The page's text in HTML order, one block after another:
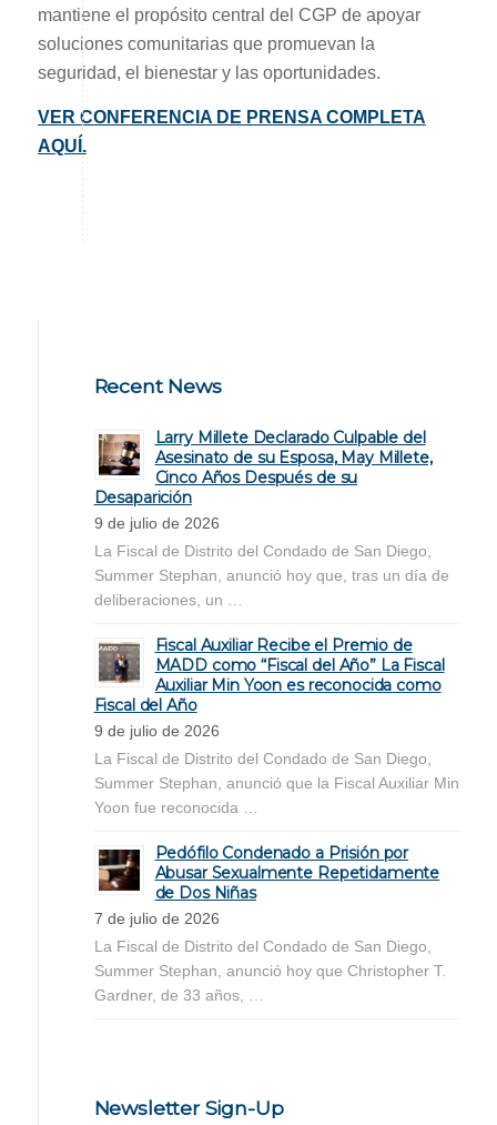
mantiene el propósito central del CGP de apoyar
soluciones comunitarias que promuevan la
seguridad, el bienestar y las oportunidades.
VER CONFERENCIA DE PRENSA COMPLETA
AQUÍ.
Recent News
Larry Millete Declarado Culpable del
Asesinato de su Esposa, May Millete,
Cinco Años Después de su
Desaparición
9 de julio de 2026
La Fiscal de Distrito del Condado de San Diego,
Summer Stephan, anunció hoy que, tras un día de
deliberaciones, un …
Fiscal Auxiliar Recibe el Premio de
MADD como “Fiscal del Año” La Fiscal
Auxiliar Min Yoon es reconocida como
Fiscal del Año
9 de julio de 2026
La Fiscal de Distrito del Condado de San Diego,
Summer Stephan, anunció que la Fiscal Auxiliar Min
Yoon fue reconocida …
Pedófilo Condenado a Prisión por
Abusar Sexualmente Repetidamente
de Dos Niñas
7 de julio de 2026
La Fiscal de Distrito del Condado de San Diego,
Summer Stephan, anunció hoy que Christopher T.
Gardner, de 33 años, …
Newsletter Sign-Up